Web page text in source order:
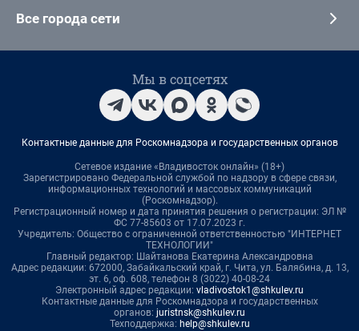
Все города сети
Мы в соцсетях
Контактные данные для Роскомнадзора и государственных органов
Сетевое издание «Владивосток онлайн» (18+)
Зарегистрировано Федеральной службой по надзору в сфере связи,
информационных технологий и массовых коммуникаций
(Роскомнадзор).
Регистрационный номер и дата принятия решения о регистрации: ЭЛ №
ФС 77-85603 от 17.07.2023 г.
Учредитель: Общество с ограниченной ответственностью "ИНТЕРНЕТ
ТЕХНОЛОГИИ"
Главный редактор: Шайтанова Екатерина Александровна
Адрес редакции: 672000, Забайкальский край, г. Чита, ул. Балябина, д. 13,
эт. 6, оф. 608, телефон 8 (3022) 40-08-24
Электронный адрес редакции: vladivostok1@shkulev.ru
Контактные данные для Роскомнадзора и государственных
органов: juristnsk@shkulev.ru
Техподдержка: help@shkulev.ru